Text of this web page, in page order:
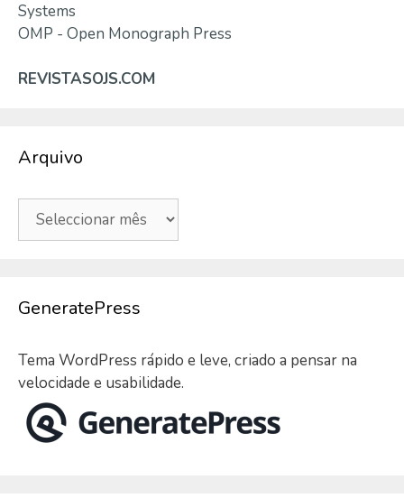
Systems
OMP - Open Monograph Press
REVISTASOJS.COM
Arquivo
Arquivo
GeneratePress
Tema WordPress rápido e leve, criado a pensar na
velocidade e usabilidade.